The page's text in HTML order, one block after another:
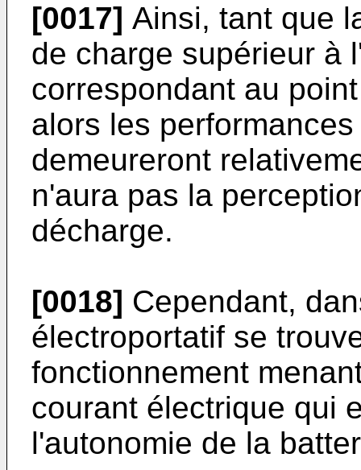
[0017] Ainsi, tant que
de charge supérieur à
correspondant au
alors les
demeureront
n'aura pas la
décharge.
[0018] Cependant,
électroportatif se
fonctionnement
courant électrique qui
l'autonomie de la